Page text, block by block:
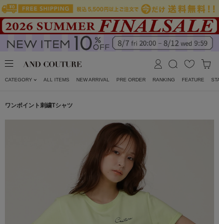
CATEGORY ALL ITEMS NEW ARRIVAL PRE ORDER RANKING FEATURE
ワンポイント刺繍Tシャツ